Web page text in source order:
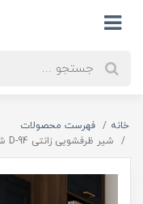
خانه
فهرست محصولات
شیر ظرفشویی زانتی D-94 شاوری مشکی (Zanetti) + ارسال رایگان